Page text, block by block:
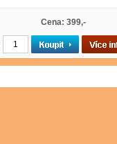
Cena: 399,-